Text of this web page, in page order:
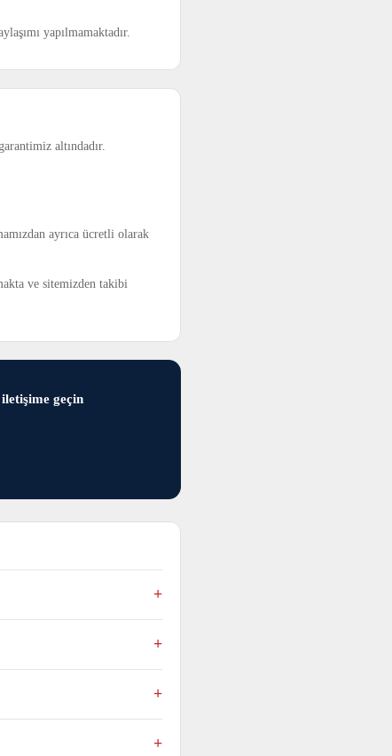
yapılmamaktadır.
altındadır.
ayrıca ücretli olarak
ve sitemizden takibi
geçin
ve alabilirsiniz.